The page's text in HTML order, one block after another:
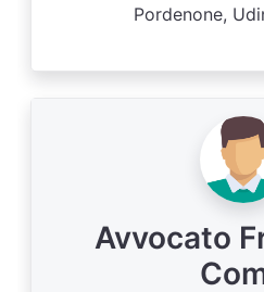
Pordenone,
Avvocato